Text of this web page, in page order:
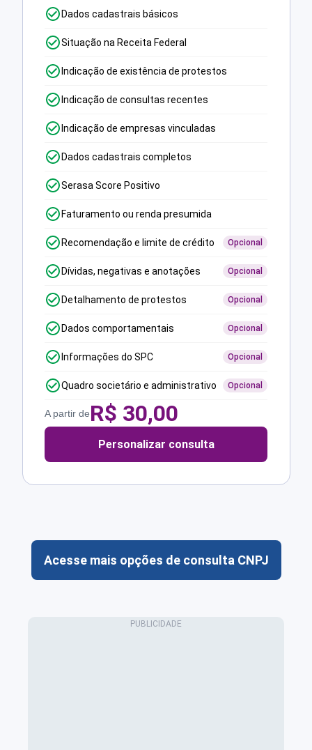
Dados cadastrais básicos
Situação na Receita Federal
Indicação de existência de protestos
Indicação de consultas recentes
Indicação de empresas vinculadas
Dados cadastrais completos
Serasa Score Positivo
Faturamento ou renda presumida
Recomendação e limite de crédito Opcional
Dívidas, negativas e anotações Opcional
Detalhamento de protestos Opcional
Dados comportamentais Opcional
Informações do SPC Opcional
Quadro societário e administrativo Opcional
A partir deR$ 30,00
Personalizar consulta
Acesse mais opções de consulta CNPJ